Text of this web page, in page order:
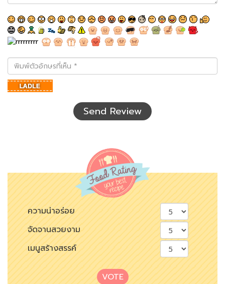
พิมพ์
ตัว
อักษร
ที่
Send Review
ความน่าอร่อย
จัดจานสวยงาม
เมนูสร้างสรรค์
VOTE